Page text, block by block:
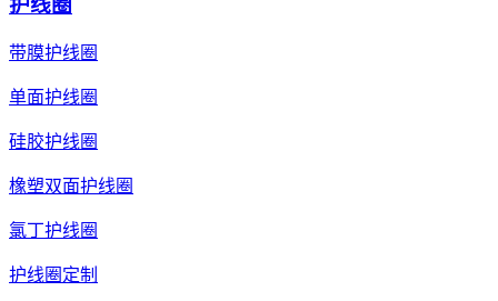
护线圈
带膜护线圈
单面护线圈
硅胶护线圈
橡塑双面护线圈
氯丁护线圈
护线圈定制